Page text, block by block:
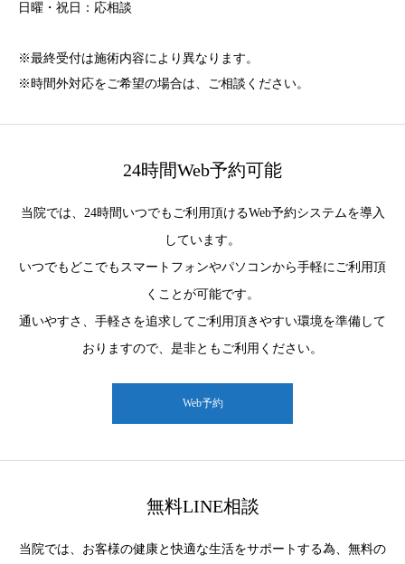
日曜・祝日：応相談
※最終受付は施術内容により異なります。
※時間外対応をご希望の場合は、ご相談ください。
24時間Web予約可能
当院では、24時間いつでもご利用頂けるWeb予約システムを導入
しています。
いつでもどこでもスマートフォンやパソコンから手軽にご利用頂
くことが可能です。
通いやすさ、手軽さを追求してご利用頂きやすい環境を準備して
おりますので、是非ともご利用ください。
Web予約
無料LINE相談
当院では、お客様の健康と快適な生活をサポートする為、無料の